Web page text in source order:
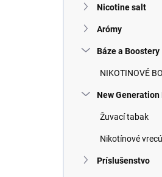
Nicotine salt
Arómy
Báze a Boostery
NIKOTINOVÉ
New Generation
Žuvací tabak
Nikotínové
Príslušenstvo